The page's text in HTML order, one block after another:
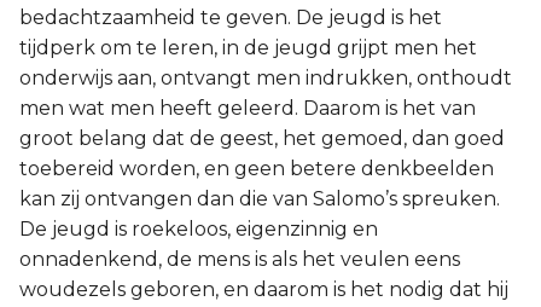
bedachtzaamheid te geven. De jeugd is het
tijdperk om te leren, in de jeugd grijpt men het
onderwijs aan, ontvangt men indrukken, onthoudt
men wat men heeft geleerd. Daarom is het van
groot belang dat de geest, het gemoed, dan goed
toebereid worden, en geen betere denkbeelden
kan zij ontvangen dan die van Salomo’s spreuken.
De jeugd is roekeloos, eigenzinnig en
onnadenkend, de mens is als het veulen eens
woudezels geboren, en daarom is het nodig dat hij